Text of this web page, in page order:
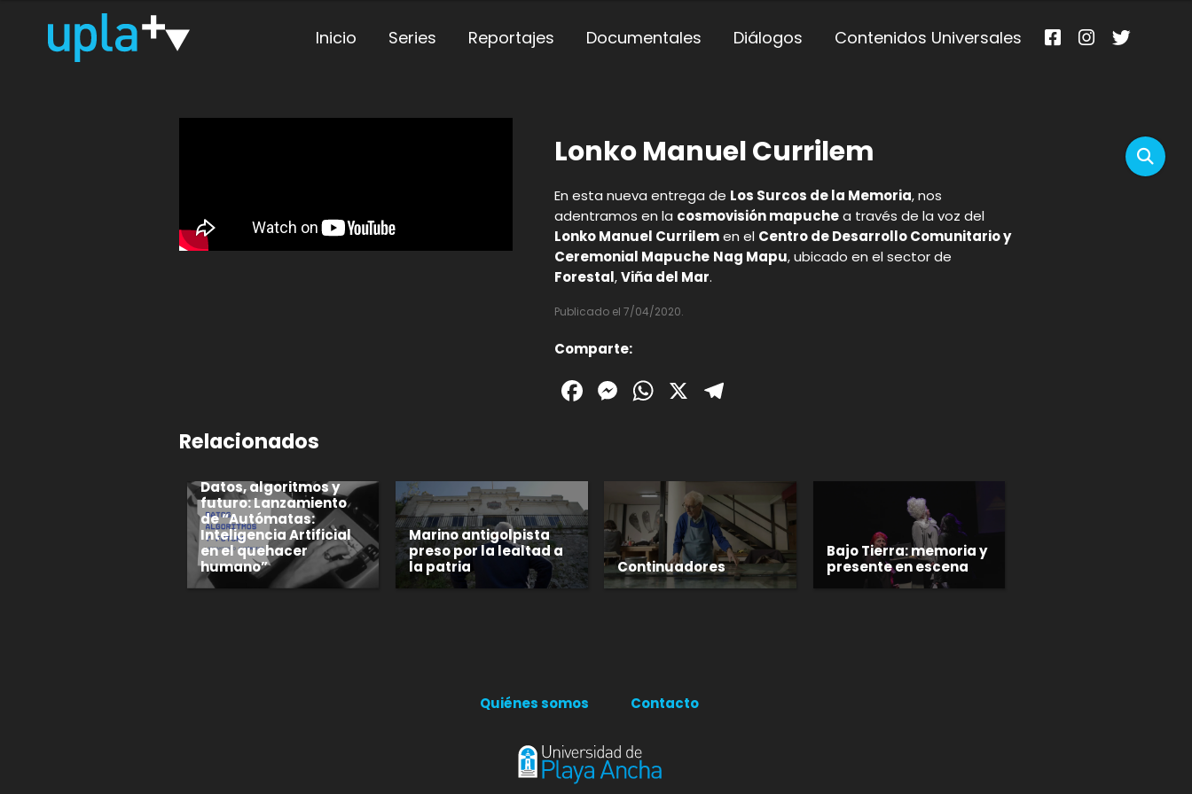
Inicio Series Reportajes Documentales Diálogos Contenidos Universales
Lonko Manuel Currilem
En esta nueva entrega de Los Surcos de la Memoria, nos
adentramos en la cosmovisión mapuchea través de la voz del
Lonko Manuel Currilemen el Centro de Desarrollo Comunitario y
Ceremonial Mapuche Nag Mapu, ubicado en el sector de
Forestal,Viña del Mar.
Publicado el 7/04/2020.
Comparte:
Facebook
Messenger
WhatsApp
X
Relacionados
Datos, algoritmos y
futuro: Lanzamiento
de “Autómatas:
Inteligencia Artificial
en el quehacer
humano”
Marino antigolpista
preso por la lealtad a
la patria
Continuadores
Bajo Tierra: memoria y
presente en escena
Quiénes somos Contacto